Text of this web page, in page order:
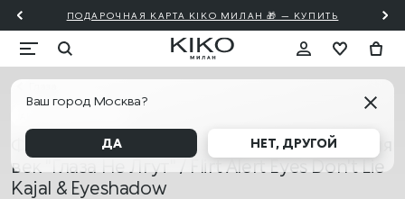
ПОДАРОЧНАЯ КАРТА KIKO МИЛАН 🎁 — КУПИТЬ
Ваш город Москва?
ДА НЕТ, ДРУГОЙ
Флирт на линии карандаш-каял & тени для
век "Глаза Не Лгут" / Flirt Alert Eyes Don't Lie
Kajal & Eyeshadow